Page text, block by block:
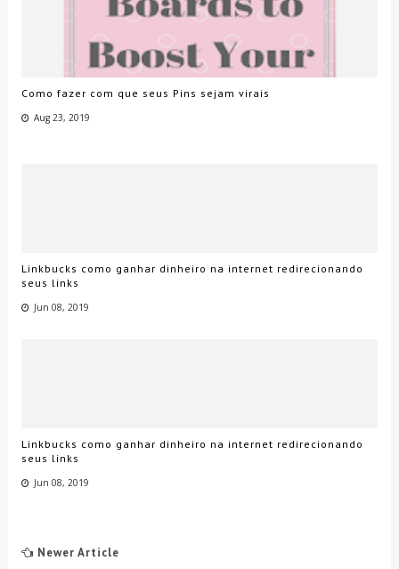
Como fazer com que seus Pins sejam virais
Aug 23, 2019
Linkbucks como ganhar dinheiro na internet redirecionando
seus links
Jun 08, 2019
Linkbucks como ganhar dinheiro na internet redirecionando
seus links
Jun 08, 2019
Newer Article